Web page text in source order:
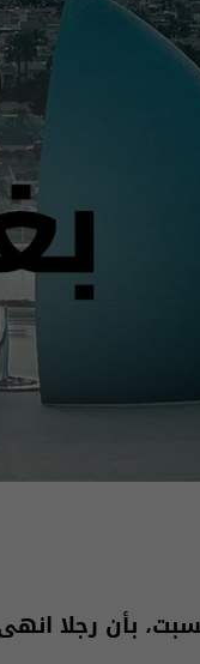
بأن رجلا